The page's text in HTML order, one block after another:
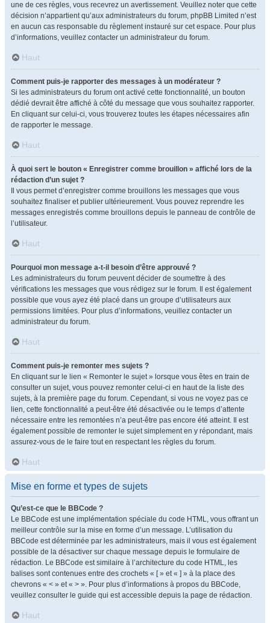
une de ces règles, vous recevrez un avertissement. Veuillez noter que cette
décision n’appartient qu’aux administrateurs du forum, phpBB Limited n’est
en aucun cas responsable du règlement instauré sur cet espace. Pour plus
d’informations, veuillez contacter un administrateur du forum.
Haut
Comment puis-je rapporter des messages à un modérateur ?
Si les administrateurs du forum ont activé cette fonctionnalité, un bouton
dédié devrait être affiché à côté du message que vous souhaitez rapporter.
En cliquant sur celui-ci, vous trouverez toutes les étapes nécessaires afin
de rapporter le message.
Haut
À quoi sert le bouton « Enregistrer comme brouillon » affiché lors de la
rédaction d’un sujet ?
Il vous permet d’enregistrer comme brouillons les messages que vous
souhaitez finaliser et publier ultérieurement. Vous pouvez reprendre les
messages enregistrés comme brouillons depuis le panneau de contrôle de
l’utilisateur.
Haut
Pourquoi mon message a-t-il besoin d’être approuvé ?
Les administrateurs du forum peuvent décider de soumettre à des
vérifications les messages que vous rédigez sur le forum. Il est également
possible que vous ayez été placé dans un groupe d’utilisateurs aux
permissions limitées. Pour plus d’informations, veuillez contacter un
administrateur du forum.
Haut
Comment puis-je remonter mes sujets ?
En cliquant sur le lien « Remonter le sujet » lorsque vous êtes en train de
consulter un sujet, vous pouvez remonter celui-ci en haut de la liste des
sujets, à la première page du forum. Cependant, si vous ne voyez pas ce
lien, cette fonctionnalité a peut-être été désactivée ou le temps d’attente
nécessaire entre les remontées n’a peut-être pas encore été atteint. Il est
également possible de remonter le sujet simplement en y répondant, mais
assurez-vous de le faire tout en respectant les règles du forum.
Haut
Mise en forme et types de sujets
Qu’est-ce que le BBCode ?
Le BBCode est une implémentation spéciale du code HTML, vous offrant un
meilleur contrôle sur la mise en forme d’un message. L’utilisation du
BBCode est déterminée par les administrateurs, mais il vous est également
possible de la désactiver sur chaque message depuis le formulaire de
rédaction. Le BBCode est similaire à l’architecture du code HTML, les
balises sont contenues entre des crochets « [ » et « ] » à la place des
chevrons « < » et « > ». Pour plus d’informations à propos du BBCode,
veuillez consulter le guide qui est accessible depuis la page de rédaction.
Haut